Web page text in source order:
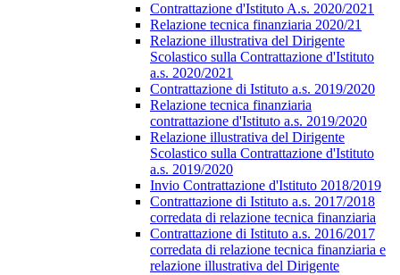
Contrattazione d'Istituto A.s. 2020/2021
Relazione tecnica finanziaria 2020/21
Relazione illustrativa del Dirigente
Scolastico sulla Contrattazione d'Istituto
a.s. 2020/2021
Contrattazione di Istituto a.s. 2019/2020
Relazione tecnica finanziaria
contrattazione d'Istituto a.s. 2019/2020
Relazione illustrativa del Dirigente
Scolastico sulla Contrattazione d'Istituto
a.s. 2019/2020
Invio Contrattazione d'Istituto 2018/2019
Contrattazione di Istituto a.s. 2017/2018
corredata di relazione tecnica finanziaria
Contrattazione di Istituto a.s. 2016/2017
corredata di relazione tecnica finanziaria e
relazione illustrativa del Dirigente